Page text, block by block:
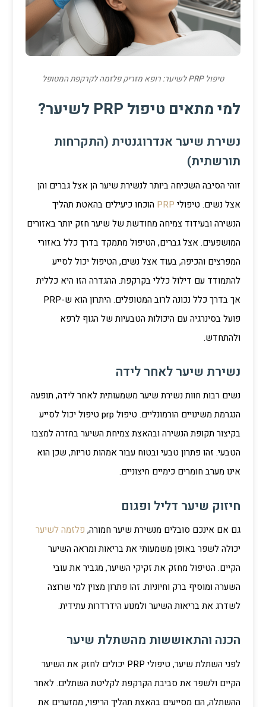
טיפול PRP לשיער: רופא מזריק פלזמה לקרקפת המטופל
למי מתאים טיפול PRP לשיער?
נשירת שיער אנדרוגנטית (התקרחות
תורשתית)
זוהי הסיבה השכיחה ביותר לנשירת שיער הן אצל גברים והן
אצל נשים. טיפולי PRP הוכחו כיעילים בהאטת תהליך
הנשירה ובעידוד צמיחה מחודשת של שיער חזק יותר באזורים
המושפעים. אצל גברים, הטיפול מתמקד בדרך כלל באזורי
המפרצים והכיפה, בעוד אצל נשים, הטיפול יכול לסייע
להתמודד עם דילול כללי בקרקפת. ההגדרה הזו היא כללית
אך בדרך כלל נכונה לרוב המטופלים. היתרון הוא ש-PRP
פועל בסינרגיה עם היכולות הטבעיות של הגוף לרפא
ולהתחדש.
נשירת שיער לאחר לידה
נשים רבות חוות נשירת שיער משמעותית לאחר לידה, תופעה
הנגרמת משינויים הורמונליים. טיפול prp טיפול יכול לסייע
בקיצור תקופת הנשירה ובהאצת צמיחת השיער בחזרה למצבו
הטבעי. זהו פתרון טבעי ובטוח עבור אמהות טריות, שכן הוא
אינו מערב חומרים כימיים חיצוניים.
חיזוק שיער דליל ופגום
גם אם אינכם סובלים מנשירת שיער חמורה, פלזמה לשיער
יכולה לשפר באופן משמעותי את בריאות ומראה השיער
הקיים. הטיפול מחזק את זקיקי השיער, מגביר את עובי
השערה ומוסיף ברק וחיוניות. זהו פתרון מצוין למי שרוצה
לשדרג את בריאות השיער ולמנוע הידרדרות עתידית.
הכנה והתאוששות מהשתלת שיער
לפני השתלת שיער, טיפולי PRP יכולים לחזק את השיער
הקיים ולשפר את סביבת הקרקפת לקליטת השתלים. לאחר
ההשתלה, הם מסייעים בהאצת תהליך הריפוי, ממזערים את